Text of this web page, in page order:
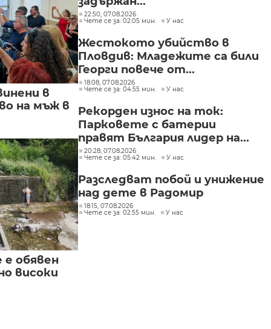
в
на мъж в
е обявен
високи
22:50, 07.08.2026
Чете се за: 02:05 мин.
У нас
Жестокото убийство в
Пловдив: Младежите са били
Георги повече от...
18:08, 07.08.2026
Чете се за: 04:55 мин.
У нас
Рекорден износ на ток:
Парковете с батерии
правят България лидер на...
20:28, 07.08.2026
Чете се за: 05:42 мин.
У нас
Разследват побой и унижение
над дете в Радомир
18:15, 07.08.2026
Чете се за: 02:55 мин.
У нас